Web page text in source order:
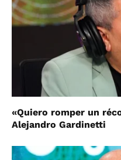
«Quiero romper un
Alejandro Gardinetti